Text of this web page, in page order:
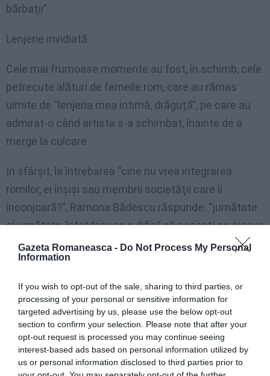
Gazeta Romaneasca - Do Not Process My Personal
Information
If you wish to opt-out of the sale, sharing to third parties, or
processing of your personal or sensitive information for
targeted advertising by us, please use the below opt-out
section to confirm your selection. Please note that after your
opt-out request is processed you may continue seeing
interest-based ads based on personal information utilized by
us or personal information disclosed to third parties prior to
bărbaţii”.
Lenjerie invidiată
Cele mai frumoase momente au fost, în schimb, cele
petrecute alături de femeile rom, care au rămas
uimite de “lenjeria mea intimă, drăguţă”, pe care au
admirat-o când artista s-a schimbat, înainte de a
merge la culcare.
In sfârşit, la întrebarea “cine nu vrea integrarea
romilor, ei înşişi sau membrii societăţii care îi
înconjoară?”, Ramona Bădescu răspunde: “jumătate
şi jumătate, întotdeauna e dificil să accepţi pe cineva
acasă la tine, care nu trăieşte aşa cum trăieşti tu”.
See
more
Articolul anterior
VIDEO/ Andreea Olariu în turneu cu “Io
Canto”
Următorul articol